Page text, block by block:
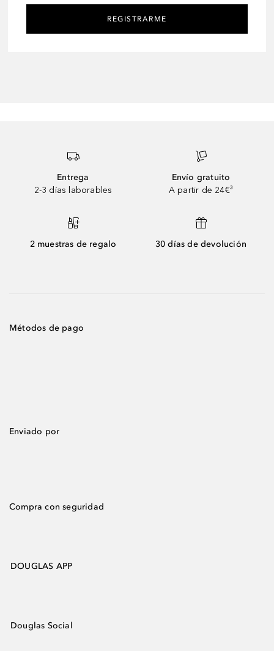
REGISTRARME
Entrega
2-3 días laborables
Envío gratuito
A partir de 24€³
2 muestras de regalo 30 días de devolución
Métodos de pago
Enviado por
Compra con seguridad
DOUGLAS APP
Douglas Social